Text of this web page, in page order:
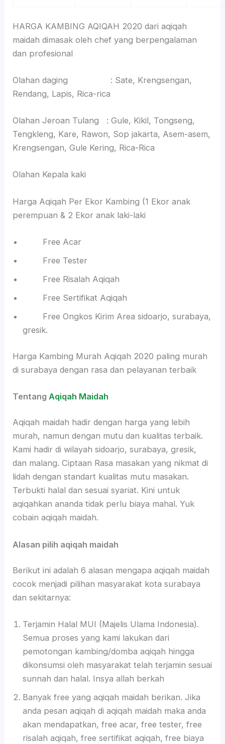
HARGA KAMBING AQIQAH 2020 dari aqiqah
maidah dimasak oleh chef yang berpengalaman
dan profesional
Olahan daging : Sate, Krengsengan,
Rendang, Lapis, Rica-rica
Olahan Jeroan Tulang : Gule, Kikil, Tongseng,
Tengkleng, Kare, Rawon, Sop jakarta, Asem-asem,
Krengsengan, Gule Kering, Rica-Rica
Olahan Kepala kaki
Harga Aqiqah Per Ekor Kambing (1 Ekor anak
perempuan & 2 Ekor anak laki-laki
Free Acar
Free Tester
Free Risalah Aqiqah
Free Sertifikat Aqiqah
Free Ongkos Kirim Area sidoarjo, surabaya,
gresik.
Harga Kambing Murah Aqiqah 2020 paling murah
di surabaya dengan rasa dan pelayanan terbaik
Tentang Aqiqah Maidah
Aqiqah maidah hadir dengan harga yang lebih
murah, namun dengan mutu dan kualitas terbaik.
Kami hadir di wilayah sidoarjo, surabaya, gresik,
dan malang. Ciptaan Rasa masakan yang nikmat di
lidah dengan standart kualitas mutu masakan.
Terbukti halal dan sesuai syariat. Kini untuk
aqiqahkan ananda tidak perlu biaya mahal. Yuk
cobain aqiqah maidah.
Alasan pilih aqiqah maidah
Berikut ini adalah 6 alasan mengapa aqiqah maidah
cocok menjadi pilihan masyarakat kota surabaya
dan sekitarnya:
Terjamin Halal MUI (Majelis Ulama Indonesia).
Semua proses yang kami lakukan dari
pemotongan kambing/domba aqiqah hingga
dikonsumsi oleh masyarakat telah terjamin sesuai
sunnah dan halal. Insya allah berkah
Banyak free yang aqiqah maidah berikan. Jika
anda pesan aqiqah di aqiqah maidah maka anda
akan mendapatkan, free acar, free tester, free
risalah aqiqah, free sertifikat aqiqah, free biaya